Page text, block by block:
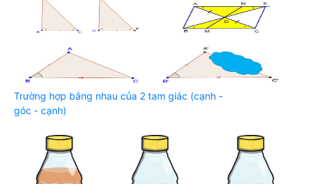
Trường hợp bằng nhau của 2 tam giác (cạnh -
góc - cạnh)